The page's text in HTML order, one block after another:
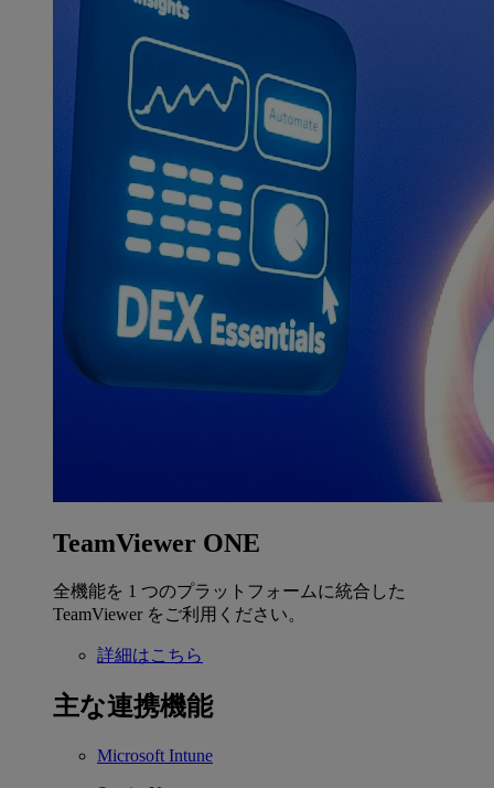
TeamViewer ONE
全機能を 1 つのプラットフォームに統合した
TeamViewer をご利用ください。
詳細はこちら
主な連携機能
Microsoft Intune